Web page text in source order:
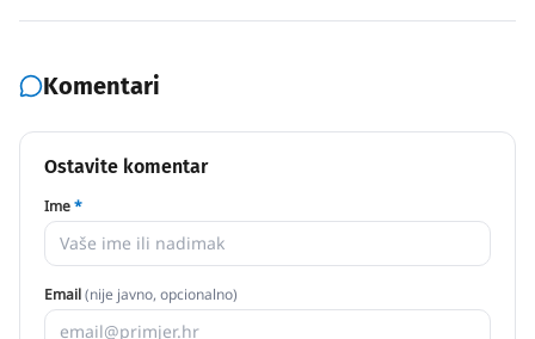
Komentari
Ostavite komentar
Ime*
Email(nije javno, opcionalno)